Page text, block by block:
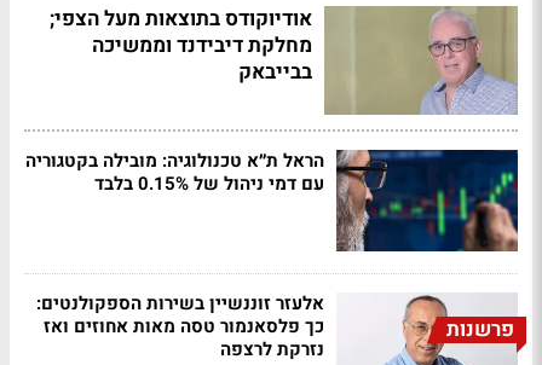
אודיוקודס בתוצאות מעל הצפי;
מחלקת דיבידנד וממשיכה
בבייבאק
הראל ת״א טכנולוגיה: מובילה בקטגוריה
עם דמי ניהול של 0.15% בלבד
פרשנות
אלעזר זוננשיין בשירות הספקולנטים:
כך פלסאנמור טסה מאות אחוזים ואז
נזרקת לרצפה